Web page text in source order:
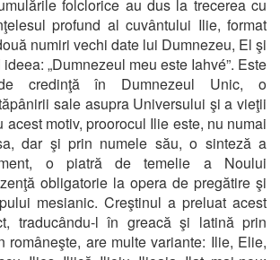
folclorice au dus la trecerea cu
profund al cuvântului Ilie, format
numiri vechi date lui Dumnezeu, El şi
„Dumnezeul meu este Iahvé”. Este
credinţă în Dumnezeul Unic, o
sale asupra Universului şi a vieţii
acest motiv, proorocul Ilie este, nu numai
dar şi prin numele său, o sinteză a
o piatră de temelie a Noului
obligatorie la opera de pregătire şi
mesianic. Creştinul a preluat acest
traducându-l în greacă şi latină prin
româneşte, are multe variante: Ilie, Elie,